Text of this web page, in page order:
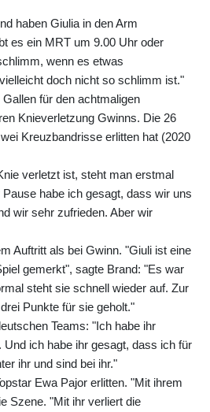
haben Giulia in den Arm
es ein MRT um 9.00 Uhr oder
wenn es etwas
doch nicht so schlimm ist."
für den achtmaligen
Knieverletzung Gwinns. Die 26
Kreuzbandrisse erlitten hat (2020
verletzt ist, steht man erstmal
habe ich gesagt, dass wir uns
wir sehr zufrieden. Aber wir
Auftritt als bei Gwinn. "Giuli ist eine
gemerkt", sagte Brand: "Es war
steht sie schnell wieder auf. Zur
Punkte für sie geholt."
Teams: "Ich habe ihr
ich habe ihr gesagt, dass ich für
ihr und sind bei ihr."
Ewa Pajor erlitten. "Mit ihrem
Szene. "Mit ihr verliert die